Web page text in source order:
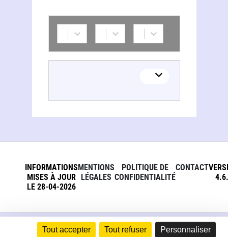
Tout accepter Tout refuser Personnaliser
INFORMATIONS
MISES À JOUR
LE 28-04-2026
MENTIONS
LÉGALES
POLITIQUE DE
CONFIDENTIALITÉ
CONTACT